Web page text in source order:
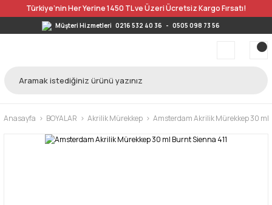
Türkiye’nin Her Yerine 1450 TL ve Üzeri Ücretsiz Kargo Fırsatı!
Müşteri Hizmetleri 0216 532 40 36 - 0505 098 73 56
Anasayfa BOYALAR Akrilik Mürekkep Amsterdam Akrilik Mürekkep 30 ml